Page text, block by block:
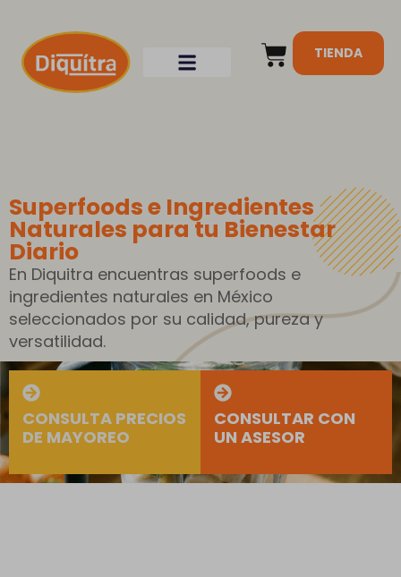
TIENDA
Superfoods e Ingredientes
Naturales para tu Bienestar
Diario
En Diquitra encuentras superfoods e
ingredientes naturales en México
seleccionados por su calidad, pureza y
versatilidad.
CONSULTA PRECIOS
DE MAYOREO
CONSULTAR CON
UN ASESOR